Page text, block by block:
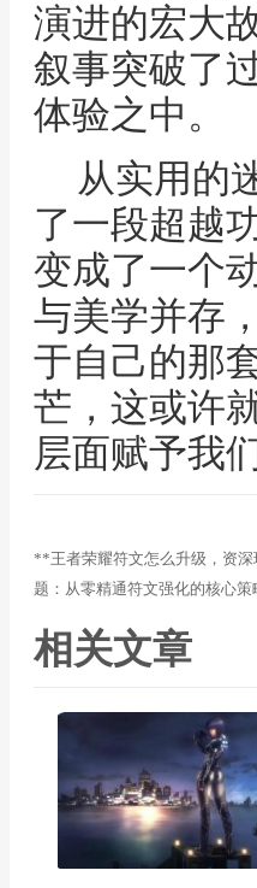
演进的宏大
叙事突破了
体验之中。
从实用的
了一段超越
变成了一个
与美学并存
于自己的那
芒，这或许
层面赋予我
**王者荣耀符文怎么升级，资
题：从零精通符文强化的核心
相关文章